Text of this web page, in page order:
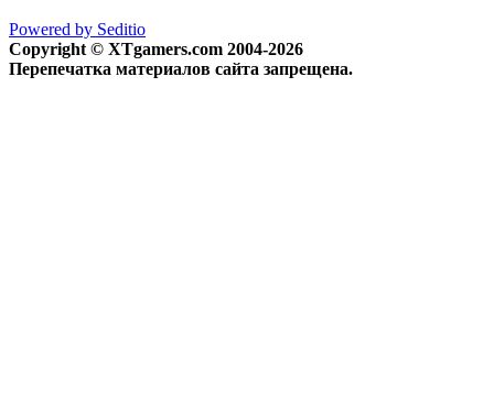
Powered by Seditio
Copyright © XTgamers.com 2004-2026
Перепечатка материалов сайта запрещена.